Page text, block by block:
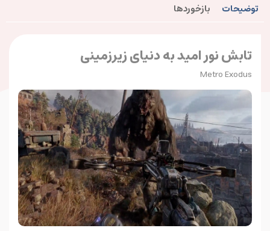
توضیحات بازخوردها
تابش نور امید به دنیای زیرزمینی
Metro Exodus